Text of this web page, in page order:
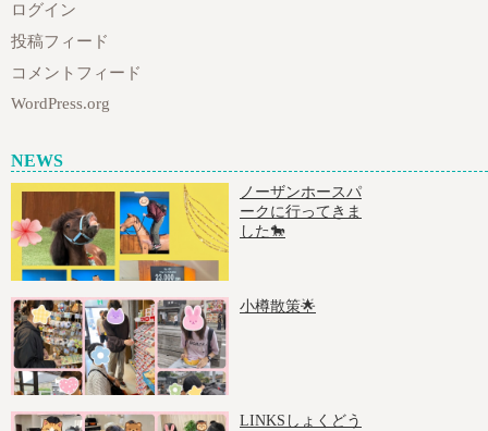
ログイン
投稿フィード
コメントフィード
WordPress.org
NEWS
ノーザンホースパ
ークに行ってきま
した🐎
小樽散策🌟
LINKSしょくどう